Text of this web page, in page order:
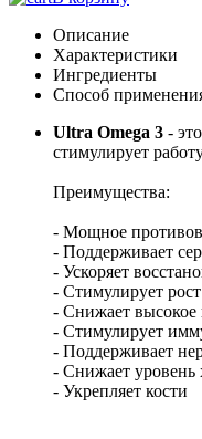
Описание
Характеристики
Ингредиенты
Способ
Ultra Omega 3 -
стимулирует
Преимущества:
- Мощное
- Поддерживает
- Ускоряет
- Стимулирует
- Снижает высокое
- Стимулирует
- Поддерживает
- Снижает уровень
- Укрепляет кости